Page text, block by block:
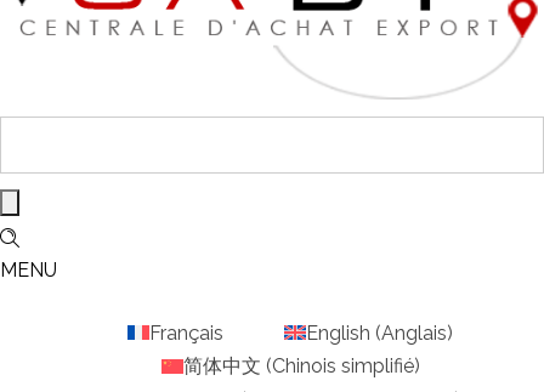
MENU
Français English (Anglais)
简体中文 (Chinois simplifié)